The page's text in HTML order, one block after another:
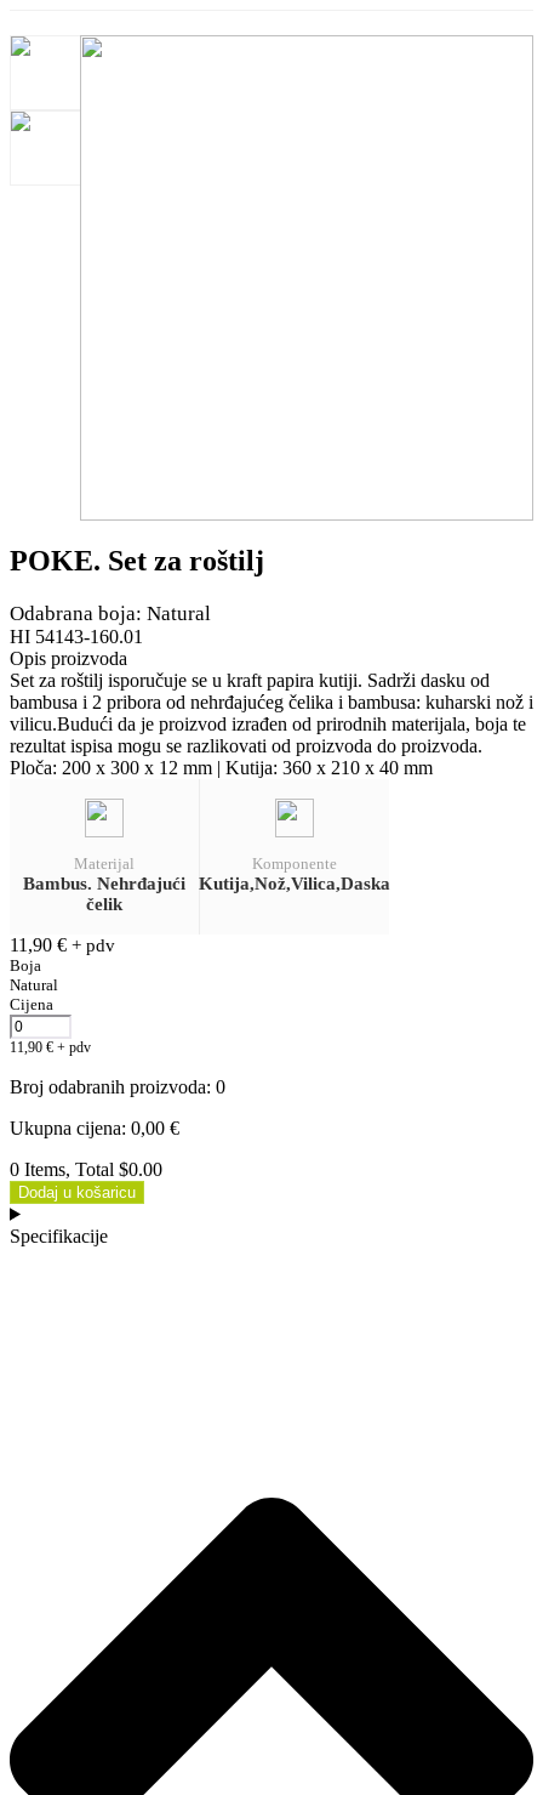
POKE. Set za roštilj
Odabrana boja: Natural
HI 54143-160.01
Opis proizvoda
Set za roštilj isporučuje se u kraft papira kutiji. Sadrži dasku od
bambusa i 2 pribora od nehrđajućeg čelika i bambusa: kuharski nož i
vilicu.Budući da je proizvod izrađen od prirodnih materijala, boja te
rezultat ispisa mogu se razlikovati od proizvoda do proizvoda.
Ploča: 200 x 300 x 12 mm | Kutija: 360 x 210 x 40 mm
Materijal
Bambus. Nehrđajući
čelik
Komponente
Kutija,Nož,Vilica,Daska
11,90 € + pdv
Boja
Natural
Cijena
11,90 € + pdv
Broj odabranih proizvoda: 0
Ukupna cijena: 0,00 €
0 Items, Total $0.00
Dodaj u košaricu
Specifikacije